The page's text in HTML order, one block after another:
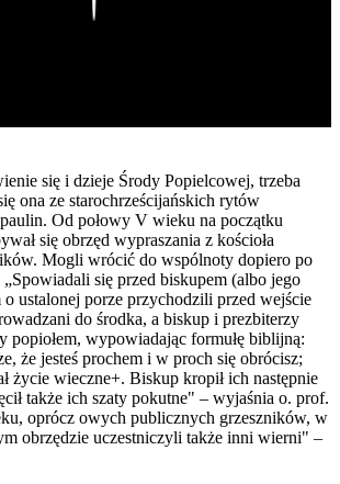
się i dzieje Środy Popielcowej, trzeba
ona ze starochrześcijańskich rytów
Od połowy V wieku na początku
się obrzęd wypraszania z kościoła
Mogli wrócić do wspólnoty dopiero po
się przed biskupem (albo jego
o ustalonej porze przychodzili przed wejście
do środka, a biskup i prezbiterzy
popiołem, wypowiadając formułę biblijną:
że jesteś prochem i w proch się obrócisz;
życie wieczne+. Biskup kropił ich następnie
także ich szaty pokutne" – wyjaśnia o. prof.
oprócz owych publicznych grzeszników, w
obrzędzie uczestniczyli także inni wierni" –